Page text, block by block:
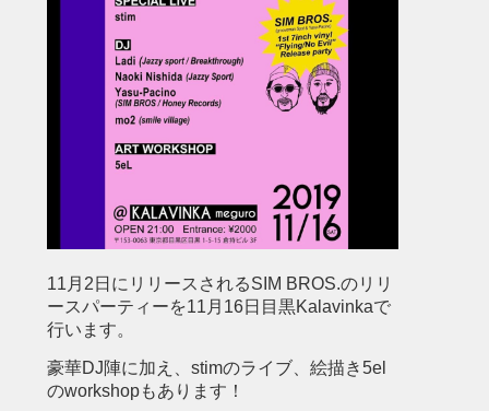
11月2日にリリースされるSIM BROS.のリリ
ースパーティーを11月16日目黒Kalavinkaで
行います。
豪華DJ陣に加え、stimのライブ、絵描き5el
のworkshopもあります！